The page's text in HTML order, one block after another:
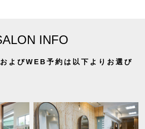
INFO
よびWEB予約は以下よりお選び